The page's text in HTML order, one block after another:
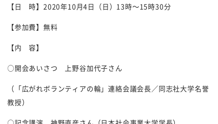
【日 時】 2020年10 月4日（日） 13時～15時30分
【参加費】無料
【内 容】
○開会あいさつ 上野谷加代子さん
（「広がれボランティアの輪」連絡会議会長／同志社大学名誉
教授）